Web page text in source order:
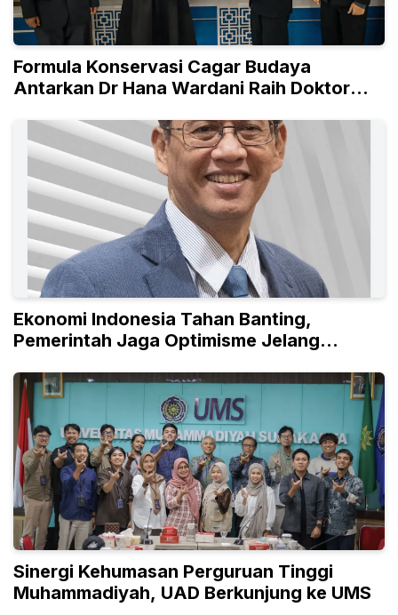
Formula Konservasi Cagar Budaya
Antarkan Dr Hana Wardani Raih Doktor
Ekonomi Indonesia Tahan Banting,
Pemerintah Jaga Optimisme Jelang
Sinergi Kehumasan Perguruan Tinggi
Muhammadiyah, UAD Berkunjung ke UMS